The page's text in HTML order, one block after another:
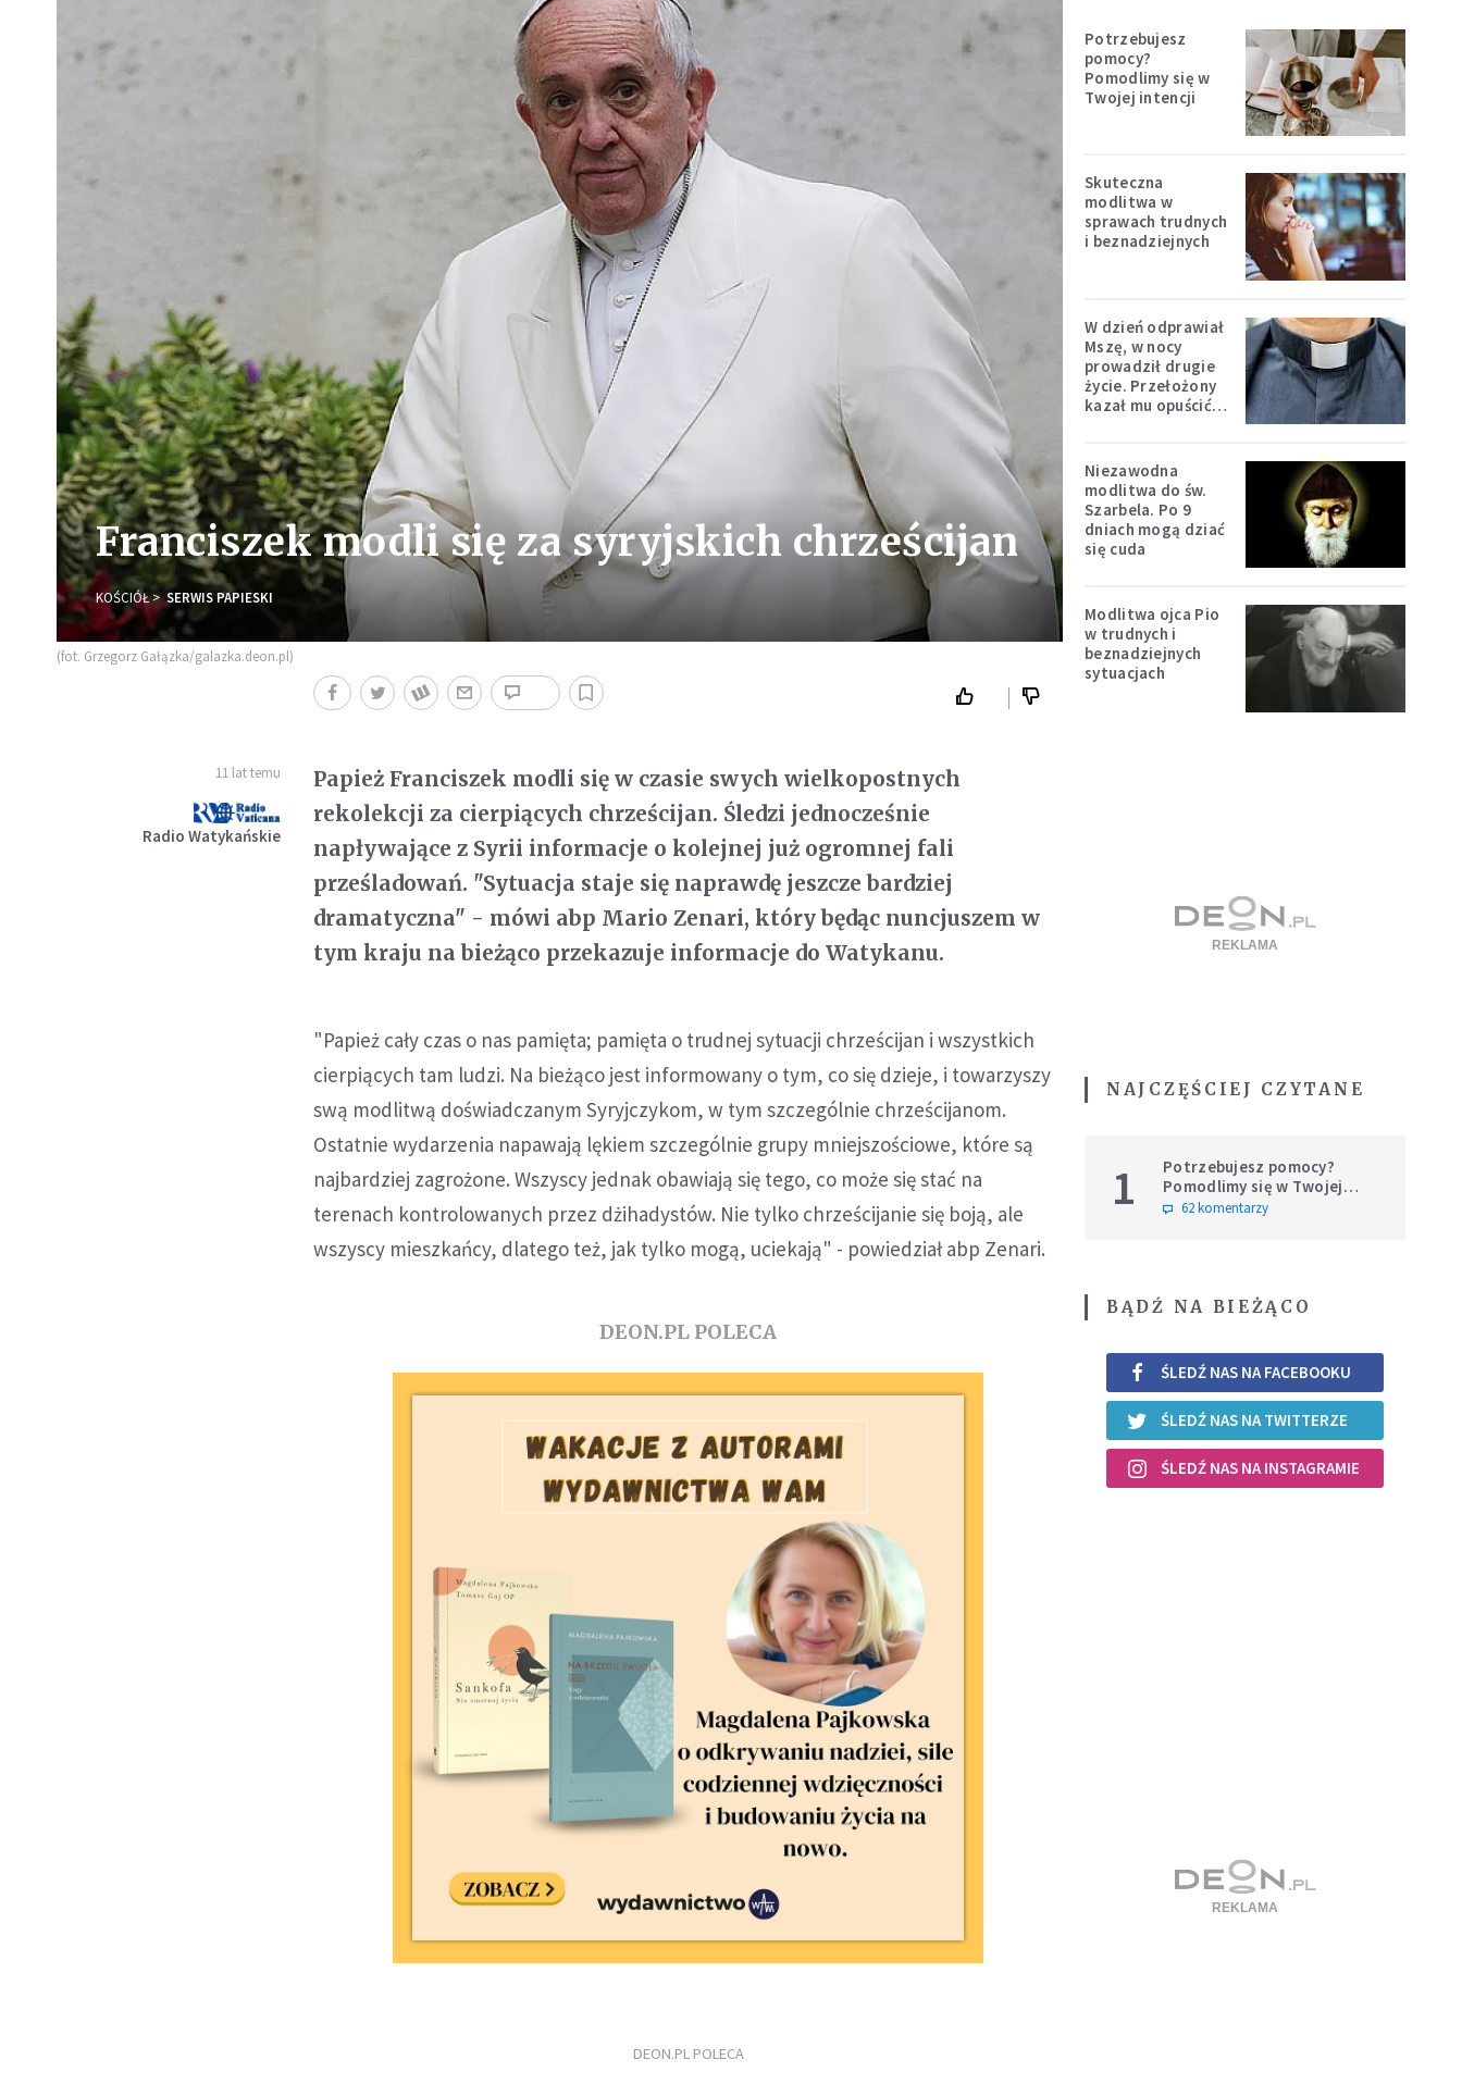
Franciszek modli się za syryjskich chrześcijan
KOŚCIÓŁ SERWIS PAPIESKI
(fot. Grzegorz Gałązka/galazka.deon.pl)
11 lat temu
Radio Watykańskie
Papież Franciszek modli się w czasie swych wielkopostnych
rekolekcji za cierpiących chrześcijan. Śledzi jednocześnie
napływające z Syrii informacje o kolejnej już ogromnej fali
prześladowań. "Sytuacja staje się naprawdę jeszcze bardziej
dramatyczna" - mówi abp Mario Zenari, który będąc nuncjuszem w
tym kraju na bieżąco przekazuje informacje do Watykanu.
"Papież cały czas o nas pamięta; pamięta o trudnej sytuacji chrześcijan i wszystkich
cierpiących tam ludzi. Na bieżąco jest informowany o tym, co się dzieje, i towarzyszy
swą modlitwą doświadczanym Syryjczykom, w tym szczególnie chrześcijanom.
Ostatnie wydarzenia napawają lękiem szczególnie grupy mniejszościowe, które są
najbardziej zagrożone. Wszyscy jednak obawiają się tego, co może się stać na
terenach kontrolowanych przez dżihadystów. Nie tylko chrześcijanie się boją, ale
wszyscy mieszkańcy, dlatego też, jak tylko mogą, uciekają" - powiedział abp Zenari.
DEON.PL POLECA
DEON.PL POLECA
Potrzebujesz
pomocy?
Pomodlimy się w
Twojej intencji
Skuteczna
modlitwa w
sprawach trudnych
i beznadziejnych
W dzień odprawiał
Mszę, w nocy
prowadził drugie
życie. Przełożony
kazał mu opuścić
Niezawodna
modlitwa do św.
Szarbela. Po 9
dniach mogą dziać
się cuda
Modlitwa ojca Pio
w trudnych i
beznadziejnych
sytuacjach
NAJCZĘŚCIEJ CZYTANE
1
Potrzebujesz pomocy?
Pomodlimy się w Twojej
intencji
62 komentarzy
BĄDŹ NA BIEŻĄCO
ŚLEDŹ NAS NA FACEBOOKU
ŚLEDŹ NAS NA TWITTERZE
ŚLEDŹ NAS NA INSTAGRAMIE